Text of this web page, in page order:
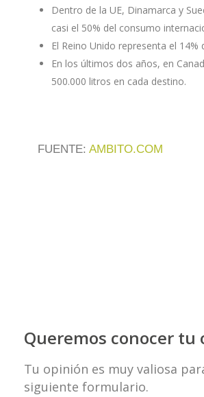
Dentro de la UE, Dinamarca y
casi el 50% del consumo
El Reino Unido representa el
En los últimos dos años, en
500.000 litros en cada destino.
FUENTE: AMBITO.COM
Queremos conocer tu
Tu opinión es muy valiosa
siguiente formulario.